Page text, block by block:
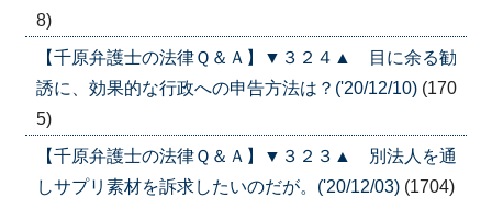
8)
【千原弁護士の法律Ｑ＆Ａ】▼３２４▲ 目に余る勧
誘に、効果的な行政への申告方法は？('20/12/10) (170
5)
【千原弁護士の法律Ｑ＆Ａ】▼３２３▲ 別法人を通
しサプリ素材を訴求したいのだが。('20/12/03) (1704)